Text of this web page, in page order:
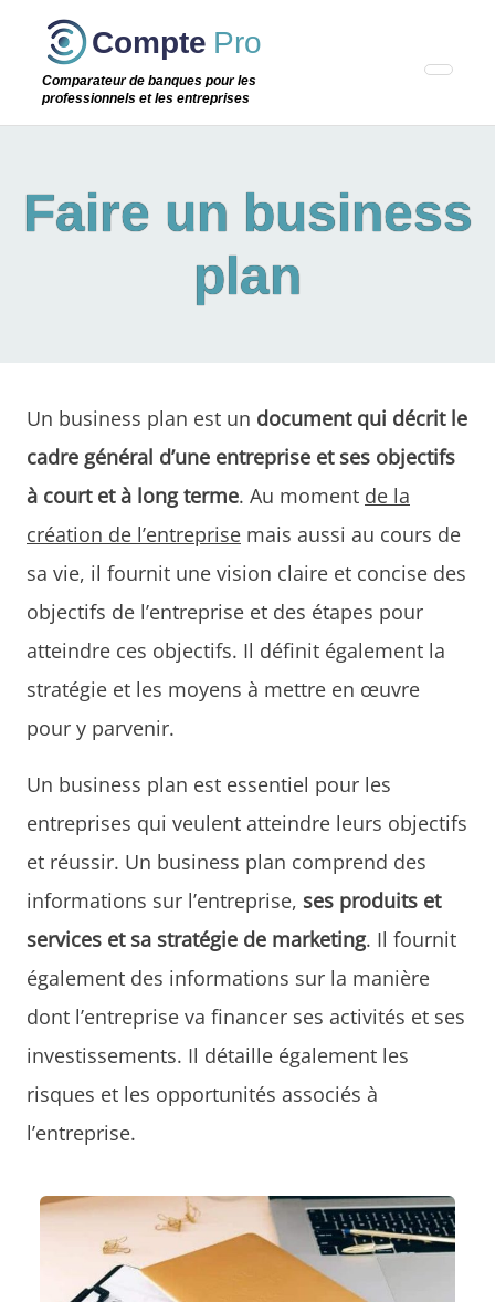
Passer
étape
Compte Pro
Comparateur de banques pour les
professionnels et les entreprises
Faire un business
plan
Un business plan est un document qui décrit le
cadre général d’une entreprise et ses objectifs
à court et à long terme. Au moment de la
création de l’entreprise mais aussi au cours de
sa vie, il fournit une vision claire et concise des
objectifs de l’entreprise et des étapes pour
atteindre ces objectifs. Il définit également la
stratégie et les moyens à mettre en œuvre
pour y parvenir.
Un business plan est essentiel pour les
entreprises qui veulent atteindre leurs objectifs
et réussir. Un business plan comprend des
informations sur l’entreprise, ses produits et
services et sa stratégie de marketing. Il fournit
également des informations sur la manière
dont l’entreprise va financer ses activités et ses
investissements. Il détaille également les
risques et les opportunités associés à
l’entreprise.